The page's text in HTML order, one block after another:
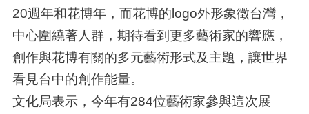
20週年和花博年，而花博的logo外形象徵台灣，
中心圍繞著人群，期待看到更多藝術家的響應，
創作與花博有關的多元藝術形式及主題，讓世界
看見台中的創作能量。
文化局表示，今年有284位藝術家參與這次展